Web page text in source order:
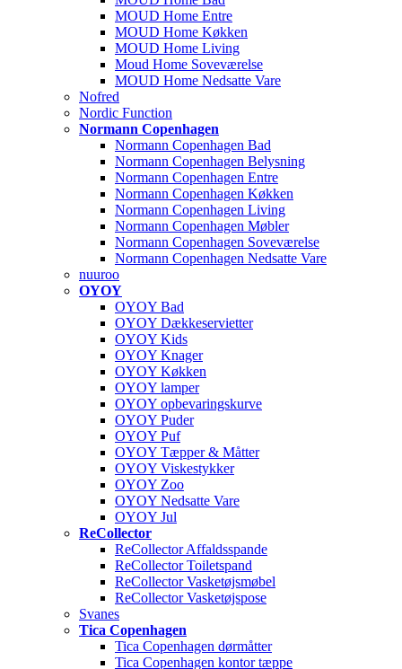
MOUD Home Entre
MOUD Home Køkken
MOUD Home Living
Moud Home Soveværelse
MOUD Home Nedsatte Vare
Nofred
Nordic Function
Normann Copenhagen
Normann Copenhagen Bad
Normann Copenhagen Belysning
Normann Copenhagen Entre
Normann Copenhagen Køkken
Normann Copenhagen Living
Normann Copenhagen Møbler
Normann Copenhagen Soveværelse
Normann Copenhagen Nedsatte Vare
nuuroo
OYOY
OYOY Bad
OYOY Dækkeservietter
OYOY Kids
OYOY Knager
OYOY Køkken
OYOY lamper
OYOY opbevaringskurve
OYOY Puder
OYOY Puf
OYOY Tæpper & Måtter
OYOY Viskestykker
OYOY Zoo
OYOY Nedsatte Vare
OYOY Jul
ReCollector
ReCollector Affaldsspande
ReCollector Toiletspand
ReCollector Vasketøjsmøbel
ReCollector Vasketøjspose
Svanes
Tica Copenhagen
Tica Copenhagen dørmåtter
Tica Copenhagen kontor tæppe